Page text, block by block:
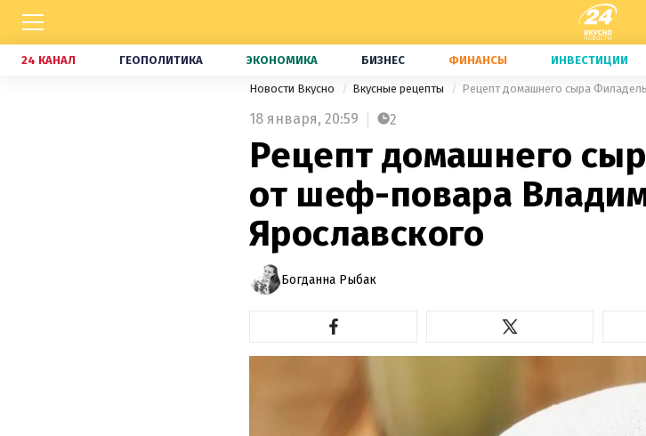
24 КАНАЛ ГЕОПОЛИТИКА ЭКОНОМИКА БИЗНЕС ФИНАНСЫ ИНВЕСТИЦИИ
Новости Вкусно Вкусные рецепты Рецепт домашнего сыра
18 января, 20:59 2
Рецепт домашнего
от шеф-повара
Ярославского
Богданна Рыбак